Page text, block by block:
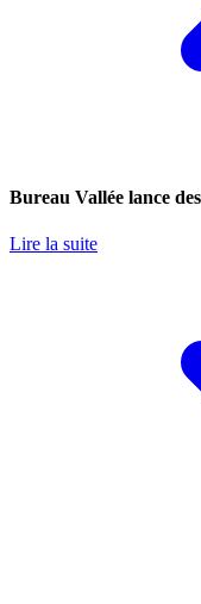
Bureau Vallée lance
Lire la suite